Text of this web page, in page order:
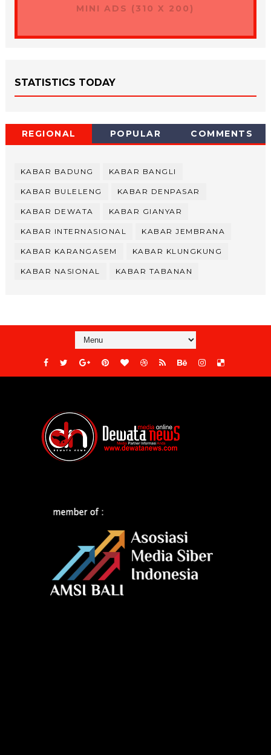
MINI ADS (310 X 200)
STATISTICS TODAY
REGIONAL POPULAR COMMENTS
KABAR BADUNG KABAR BANGLI
KABAR BULELENG KABAR DENPASAR
KABAR DEWATA KABAR GIANYAR
KABAR INTERNASIONAL KABAR JEMBRANA
KABAR KARANGASEM KABAR KLUNGKUNG
KABAR NASIONAL KABAR TABANAN